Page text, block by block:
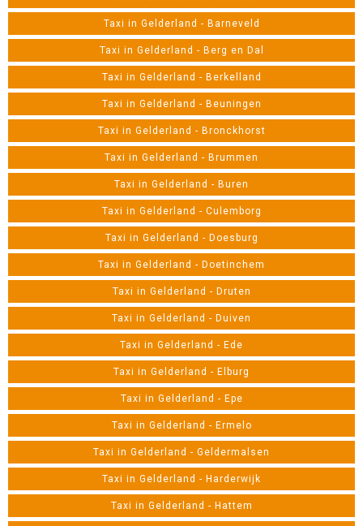
Taxi in Gelderland - Barneveld
Taxi in Gelderland - Berg en Dal
Taxi in Gelderland - Berkelland
Taxi in Gelderland - Beuningen
Taxi in Gelderland - Bronckhorst
Taxi in Gelderland - Brummen
Taxi in Gelderland - Buren
Taxi in Gelderland - Culemborg
Taxi in Gelderland - Doesburg
Taxi in Gelderland - Doetinchem
Taxi in Gelderland - Druten
Taxi in Gelderland - Duiven
Taxi in Gelderland - Ede
Taxi in Gelderland - Elburg
Taxi in Gelderland - Epe
Taxi in Gelderland - Ermelo
Taxi in Gelderland - Geldermalsen
Taxi in Gelderland - Harderwijk
Taxi in Gelderland - Hattem